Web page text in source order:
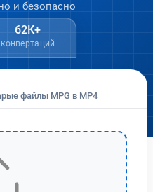
и безопасно
62К+
конвертаций
файлы MPG в MP4